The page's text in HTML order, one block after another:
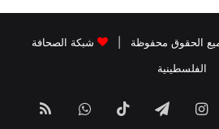
شبكة الصحافة
الفلسطينية
انستقرامتيلقرام ‫TikTokواتسابملخص